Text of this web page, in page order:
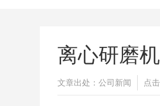
离心研磨
文章出处：公司新闻 点